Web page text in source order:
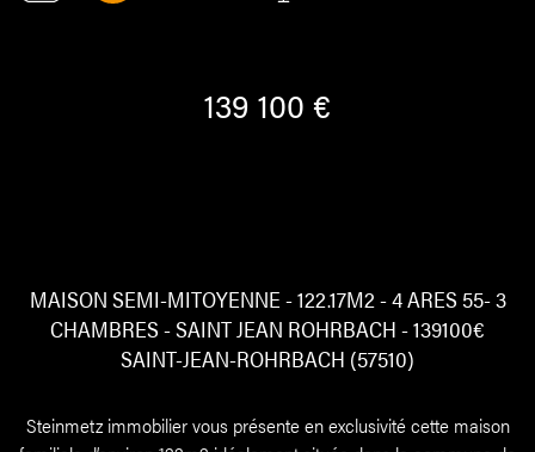
139 100 €
MAISON SEMI-MITOYENNE - 122.17M2 - 4 ARES 55- 3
CHAMBRES - SAINT JEAN ROHRBACH - 139100€
SAINT-JEAN-ROHRBACH (57510)
Steinmetz immobilier vous présente en exclusivité cette maison